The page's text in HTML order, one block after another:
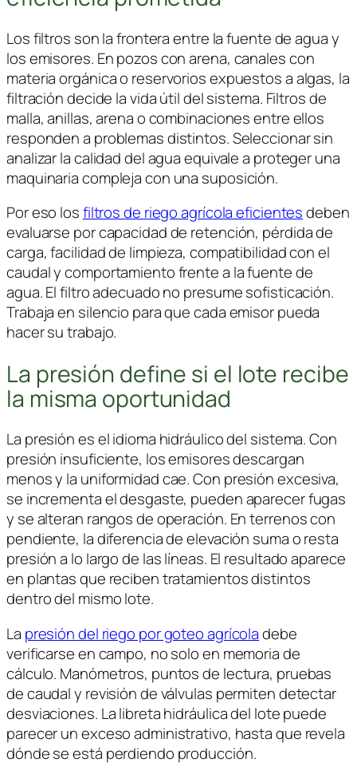
Los filtros son la frontera entre la fuente de agua y
los emisores. En pozos con arena, canales con
materia orgánica o reservorios expuestos a algas, la
filtración decide la vida útil del sistema. Filtros de
malla, anillas, arena o combinaciones entre ellos
responden a problemas distintos. Seleccionar sin
analizar la calidad del agua equivale a proteger una
maquinaria compleja con una suposición.
Por eso losfiltros de riego agrícola eficientesdeben
evaluarse por capacidad de retención, pérdida de
carga, facilidad de limpieza, compatibilidad con el
caudal y comportamiento frente a la fuente de
agua. El filtro adecuado no presume sofisticación.
Trabaja en silencio para que cada emisor pueda
hacer su trabajo.
La presión define si el lote recibe
la misma oportunidad
La presión es el idioma hidráulico del sistema. Con
presión insuficiente, los emisores descargan
menos y la uniformidad cae. Con presión excesiva,
se incrementa el desgaste, pueden aparecer fugas
y se alteran rangos de operación. En terrenos con
pendiente, la diferencia de elevación suma o resta
presión a lo largo de las líneas. El resultado aparece
en plantas que reciben tratamientos distintos
dentro del mismo lote.
La presión del riego por goteo agrícoladebe
verificarse en campo, no solo en memoria de
cálculo. Manómetros, puntos de lectura, pruebas
de caudal y revisión de válvulas permiten detectar
desviaciones. La libreta hidráulica del lote puede
parecer un exceso administrativo, hasta que revela
dónde se está perdiendo producción.